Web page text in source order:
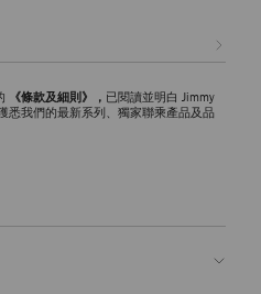
《條款及細則》， 已閱讀並明白 Jimmy
悉我們的最新系列、獨家聯乘產品及品